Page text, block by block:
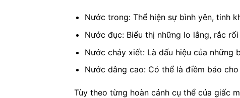
Nước trong: Thể hiện sự bình yên, tinh
Nước đục: Biểu thị những lo lắng, rắc
Nước chảy xiết: Là dấu hiệu của những
Nước dâng cao: Có thể là điềm báo
Tùy theo từng hoàn cảnh cụ thể của giấc